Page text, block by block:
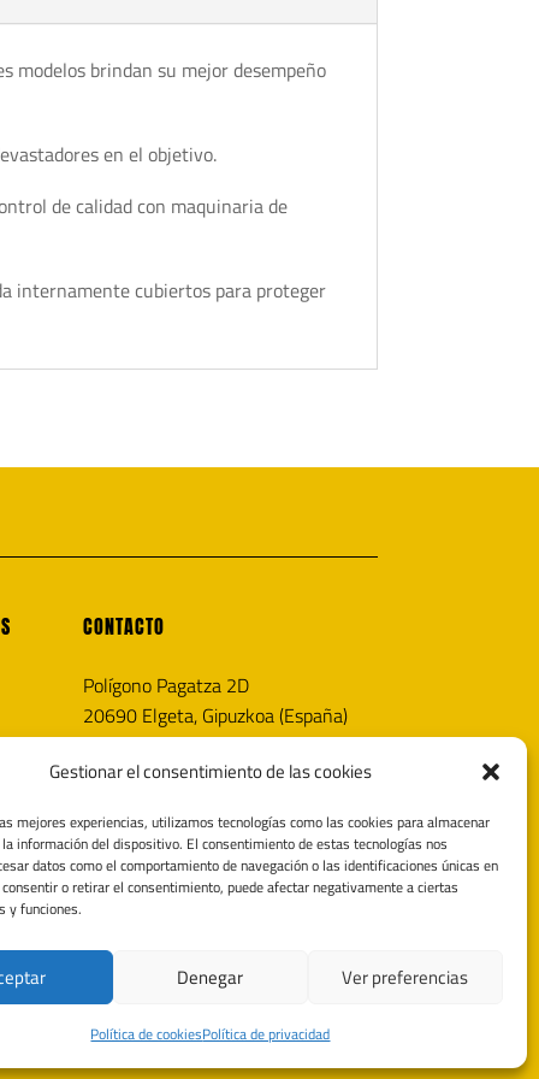
Gestionar el consentimiento de las cookies
mejores experiencias, utilizamos tecnologías como las cookies para almacenar
información del dispositivo. El consentimiento de estas tecnologías nos
datos como el comportamiento de navegación o las identificaciones únicas en
o retirar el consentimiento, puede afectar negativamente a ciertas
y funciones.
Denegar Ver preferencias
Política de cookiesPolítica de privacidad
modelos brindan su mejor desempeño
en el objetivo.
de calidad con maquinaria de
internamente cubiertos para proteger
CONTACTO
Polígono Pagatza 2D
20690 Elgeta, Gipuzkoa (España)
info@noricaairguns.com